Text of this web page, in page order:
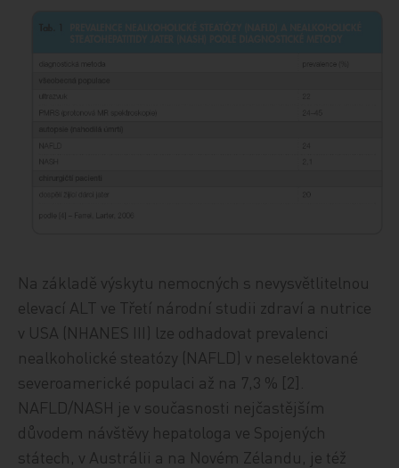
Na základě výskytu nemocných s nevysvětlitelnou
elevací ALT ve Třetí národní studii zdraví a nutrice
v USA (NHANES III) lze odhadovat prevalenci
nealkoholické steatózy (NAFLD) v neselektované
severoamerické populaci až na 7,3 % [2].
NAFLD/NASH je v současnosti nejčastějším
důvodem návštěvy hepatologa ve Spojených
státech, v Austrálii a na Novém Zélandu, je též